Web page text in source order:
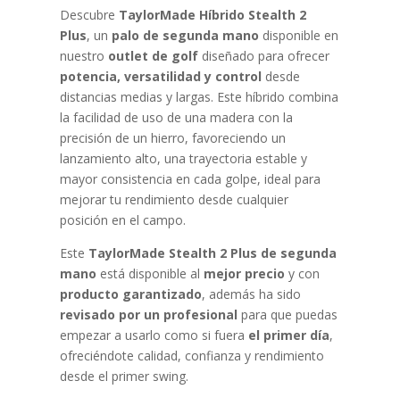
2
PLUS
cantidad
Descubre TaylorMade Híbrido Stealth 2
Plus, un palo de segunda mano disponible en
nuestro outlet de golf diseñado para ofrecer
potencia, versatilidad y control desde
distancias medias y largas. Este híbrido combina
la facilidad de uso de una madera con la
precisión de un hierro, favoreciendo un
lanzamiento alto, una trayectoria estable y
mayor consistencia en cada golpe, ideal para
mejorar tu rendimiento desde cualquier
posición en el campo.
Este TaylorMade Stealth 2 Plus de segunda
mano está disponible al mejor precio y con
producto garantizado, además ha sido
revisado por un profesional para que puedas
empezar a usarlo como si fuera el primer día,
ofreciéndote calidad, confianza y rendimiento
desde el primer swing.